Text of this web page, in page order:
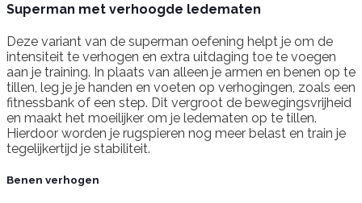
Superman met verhoogde ledematen
Deze variant van de superman oefening helpt je om de
intensiteit te verhogen en extra uitdaging toe te voegen
aan je training. In plaats van alleen je armen en benen op te
tillen, leg je je handen en voeten op verhogingen, zoals een
fitnessbank of een step. Dit vergroot de bewegingsvrijheid
en maakt het moeilijker om je ledematen op te tillen.
Hierdoor worden je rugspieren nog meer belast en train je
tegelijkertijd je stabiliteit.
Benen verhogen